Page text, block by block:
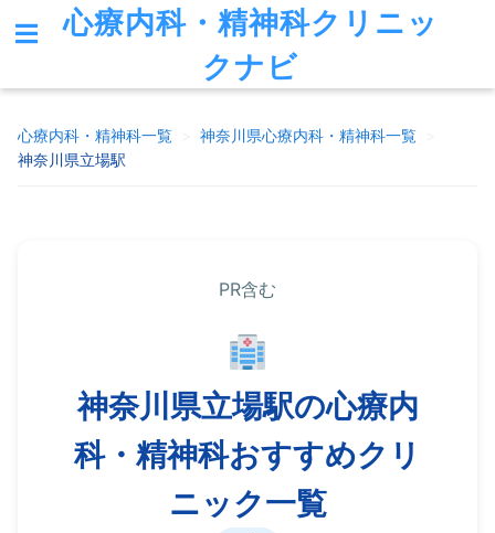
心療内科・精神科クリニッ
クナビ
心療内科・精神科一覧 神奈川県心療内科・精神科一覧
神奈川県立場駅
PR含む
神奈川県立場駅の心療内
科・精神科おすすめクリ
ニック一覧